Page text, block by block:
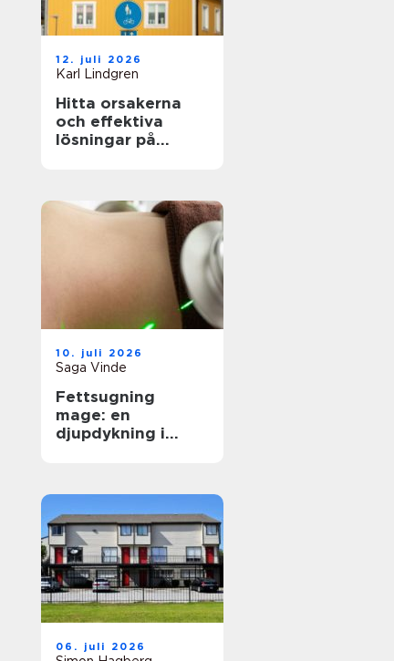
12. juli 2026
Karl Lindgren
Hitta orsakerna
och effektiva
lösningar på
10. juli 2026
Saga Vinde
Fettsugning
mage: en
djupdykning i
06. juli 2026